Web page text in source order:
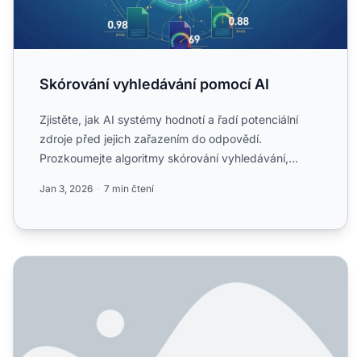
Skórování vyhledávání pomocí AI
Zjistěte, jak AI systémy hodnotí a řadí potenciální
zdroje před jejich zařazením do odpovědí.
Prozkoumejte algoritmy skórování vyhledávání,
Jan 3, 2026 7 min čtení
Signál relevance